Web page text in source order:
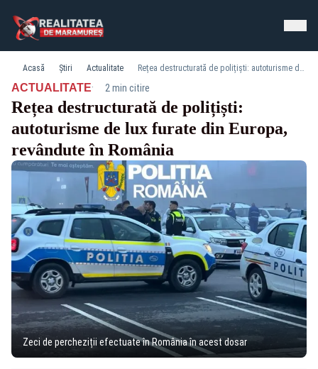
Acasă Știri Actualitate Rețea destructurată de polițiști: autoturisme de lux furate din Europa, revândute în România
ACTUALITATE· 2 min citire
Rețea destructurată de polițiști:
autoturisme de lux furate din Europa,
revândute în România
Zeci de percheziții efectuate în România în acest dosar